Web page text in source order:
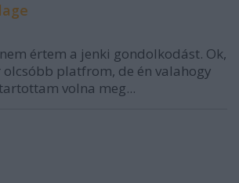
értem a jenki gondolkodást. Ok,
olcsóbb platfrom, de én valahogy
volna meg...